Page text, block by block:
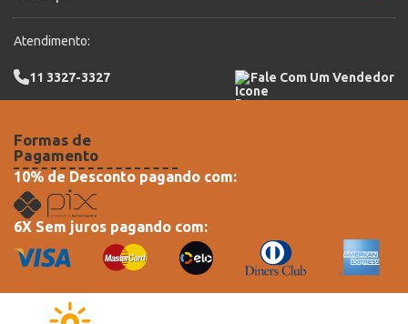
Atendimento:
11 3327-3327 Fale Com Um Vendedor
Formas de
Pagamento
10% de Desconto pagando com:
6X Sem juros pagando com: